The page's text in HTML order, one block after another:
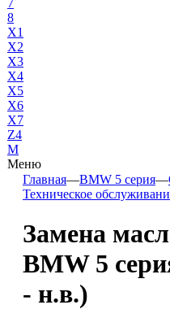
7
8
X1
X2
X3
X4
X5
X6
X7
Z4
М
Меню
Главная—BMW 5 серия—
Техническое
Замена
BMW 5
- н.в.)